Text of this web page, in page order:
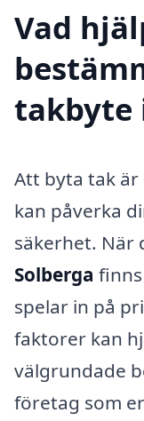
Vad
takbyte
Att byta tak
kan påverka
säkerhet. När
Solberga
spelar in på
faktorer kan
välgrundade
företag som